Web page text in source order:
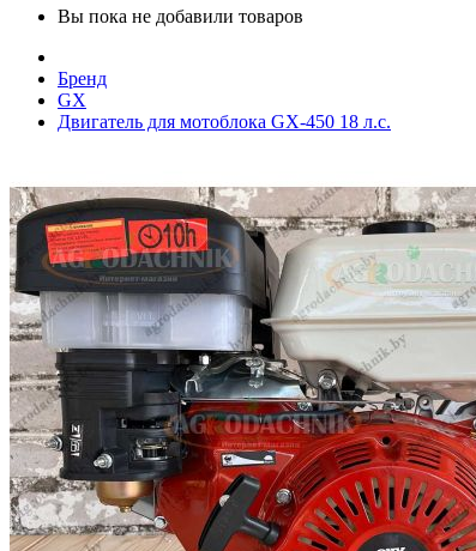
Вы пока не добавили товаров
Бренд
GX
Двигатель для мотоблока GX-450 18 л.с.